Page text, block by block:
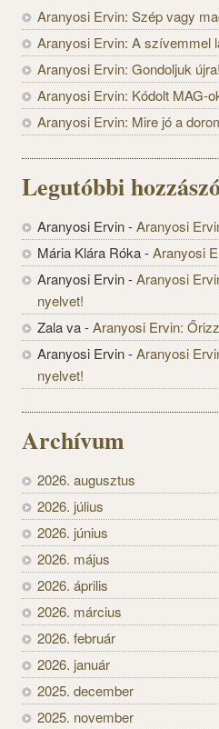
Aranyosi Ervin: Szép vagy
Aranyosi Ervin: A szívemmel
Aranyosi Ervin: Gondoljuk újra!
Aranyosi Ervin: Kódolt MAG-
Aranyosi Ervin: Mire jó a
Legutóbbi
Aranyosi Ervin-Aranyosi
Mária Klára Róka-Aranyosi
Aranyosi Ervin-Aranyosi
nyelvet!
Zala va-Aranyosi Ervin:
Aranyosi Ervin-Aranyosi
nyelvet!
Archívum
2026. augusztus
2026. július
2026. június
2026. május
2026. április
2026. március
2026. február
2026. január
2025. december
2025. november